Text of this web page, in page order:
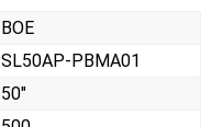
BOE
SL50AP-PBMA01
50"